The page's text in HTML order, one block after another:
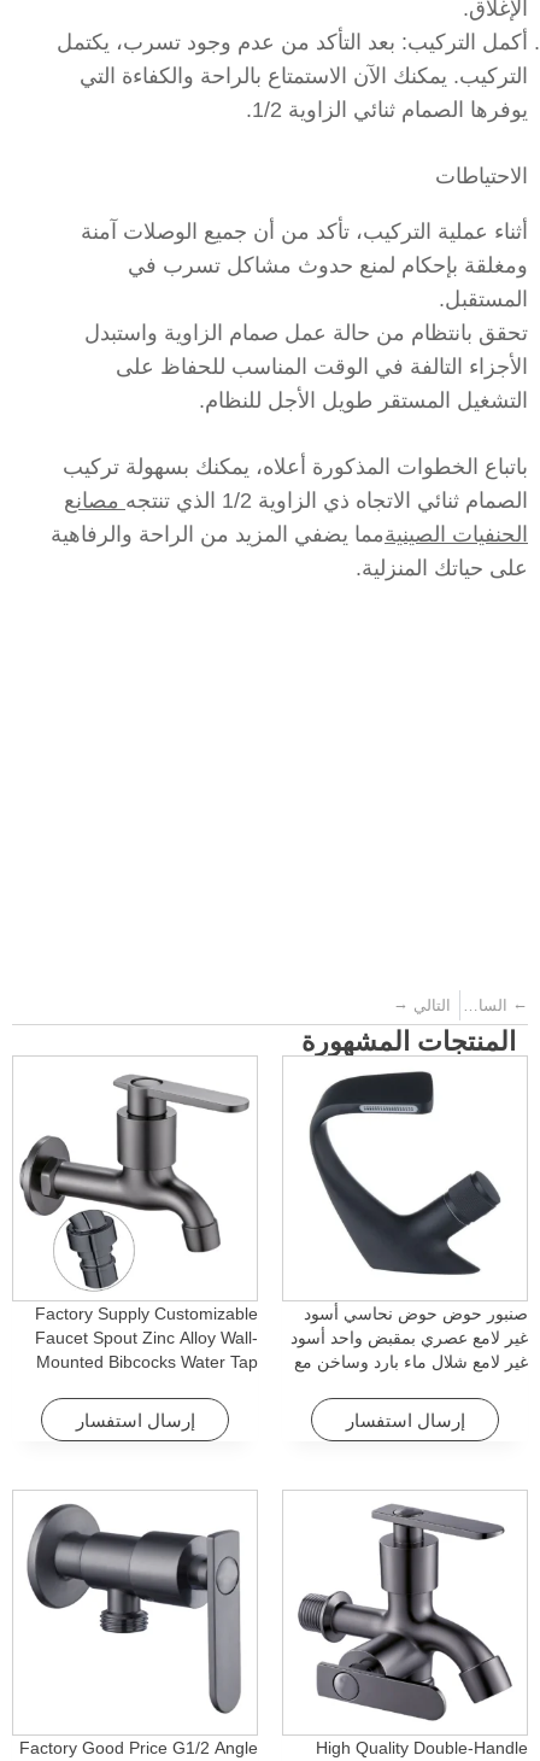
الإغلاق.
أكمل التركيب: بعد التأكد من عدم وجود تسرب، يكتمل
التركيب. يمكنك الآن الاستمتاع بالراحة والكفاءة التي
يوفرها الصمام ثنائي الزاوية 1/2.
الاحتياطات
أثناء عملية التركيب، تأكد من أن جميع الوصلات آمنة
ومغلقة بإحكام لمنع حدوث مشاكل تسرب في
المستقبل.
تحقق بانتظام من حالة عمل صمام الزاوية واستبدل
الأجزاء التالفة في الوقت المناسب للحفاظ على
التشغيل المستقر طويل الأجل للنظام.
باتباع الخطوات المذكورة أعلاه، يمكنك بسهولة تركيب
الصمام ثنائي الاتجاه ذي الزاوية 1/2 الذي تنتجه
مصانع
الحنفيات الصينيةمما يضفي المزيد من الراحة والرفاهية
على حياتك المنزلية.
← السابق التالي →
المنتجات المشهورة
صنبور حوض حوض نحاسي أسود
غير لامع عصري بمقبض واحد أسود
غير لامع شلال ماء بارد وساخن مع
إرسال استفسار
Factory Supply Customizable
Faucet Spout Zinc Alloy Wall-
Mounted Bibcocks Water Tap
إرسال استفسار
High Quality Double-Handle
Factory Good Price G1/2 Angle